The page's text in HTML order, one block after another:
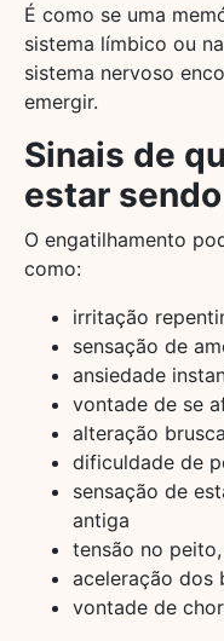
É como se uma
sistema límbico ou
sistema nervoso
emergir.
Sinais de
estar
O engatilhamento
como:
irritação
sensação de
ansiedade
vontade de se
alteração
dificuldade de
sensação de
antiga
tensão no
aceleração dos
vontade de